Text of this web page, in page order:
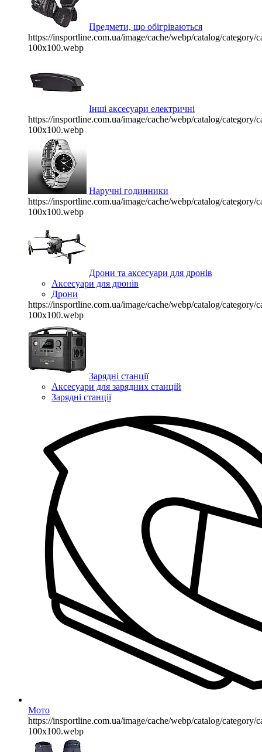
Предмети, що обігріваються
https://insportline.com.ua/image/cache/webp/catalog/category/
100x100.webp
Інші аксесуари електричні
https://insportline.com.ua/image/cache/webp/catalog/category/
100x100.webp
Наручні годинники
https://insportline.com.ua/image/cache/webp/catalog/category/
100x100.webp
Дрони та аксесуари для дронів
Аксесуари для дронів
Дрони
https://insportline.com.ua/image/cache/webp/catalog/category/
100x100.webp
Зарядні станції
Аксесуари для зарядних станцій
Зарядні станції
Мото
https://insportline.com.ua/image/cache/webp/catalog/category/
100x100.webp